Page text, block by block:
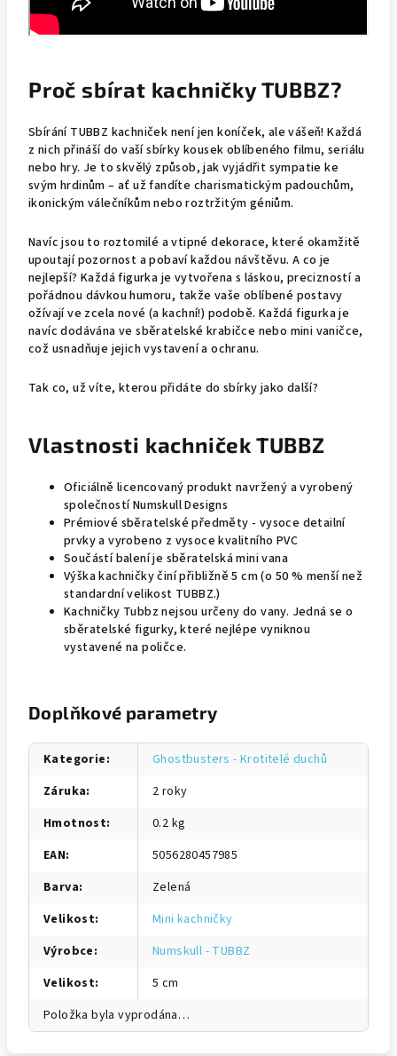
Proč sbírat kachničky TUBBZ?
Sbírání TUBBZ kachniček není jen koníček, ale vášeň! Každá
z nich přináší do vaší sbírky kousek oblíbeného filmu, seriálu
nebo hry. Je to skvělý způsob, jak vyjádřit sympatie ke
svým hrdinům – ať už fandíte charismatickým padouchům,
ikonickým válečníkům nebo roztržitým géniům.
Navíc jsou to roztomilé a vtipné dekorace, které okamžitě
upoutají pozornost a pobaví každou návštěvu. A co je
nejlepší? Každá figurka je vytvořena s láskou, precizností a
pořádnou dávkou humoru, takže vaše oblíbené postavy
ožívají ve zcela nové (a kachní!) podobě. Každá figurka je
navíc dodávána ve sběratelské krabičce nebo mini vaničce,
což usnadňuje jejich vystavení a ochranu.
Tak co, už víte, kterou přidáte do sbírky jako další?
Vlastnosti kachniček TUBBZ
Oficiálně licencovaný produkt navržený a vyrobený
společností Numskull Designs
Prémiové sběratelské předměty - vysoce detailní
prvky a vyrobeno z vysoce kvalitního PVC
Součástí balení je sběratelská mini vana
Výška kachničky činí přibližně 5 cm (o 50 % menší než
standardní velikost TUBBZ.)
Kachničky Tubbz nejsou určeny do vany. Jedná se o
sběratelské figurky, které nejlépe vyniknou
vystavené na poličce.
Doplňkové parametry
Kategorie:
Ghostbusters - Krotitelé duchů
Záruka:
2 roky
Hmotnost:
0.2 kg
EAN:
5056280457985
Barva:
Zelená
Velikost:
Mini kachničky
Výrobce:
Numskull - TUBBZ
Velikost:
5 cm
Položka byla vyprodána…